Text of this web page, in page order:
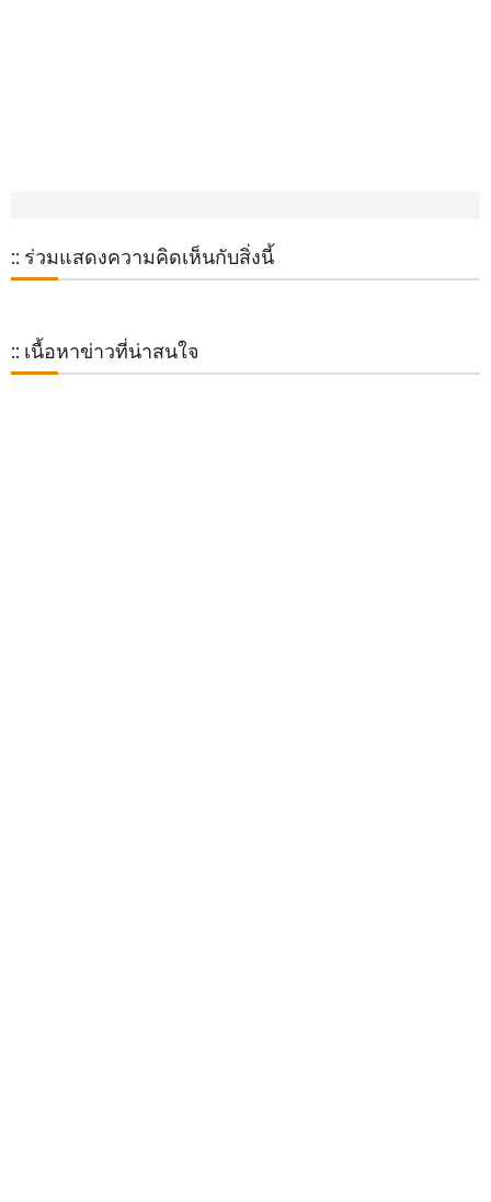
:: ร่วมแสดงความคิดเห็นกับสิ่งนี้
:: เนื้อหาข่าวที่น่าสนใจ